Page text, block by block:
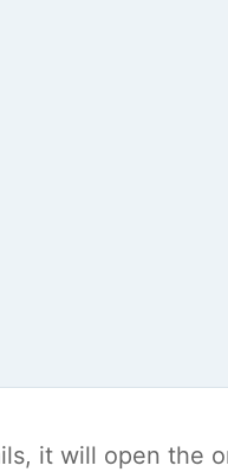
it will open the